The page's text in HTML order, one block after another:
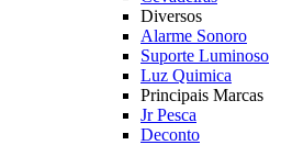
Diversos
Alarme Sonoro
Suporte Luminoso
Luz Quimica
Principais Marcas
Jr Pesca
Deconto